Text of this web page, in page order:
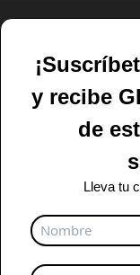
y recibe
de
Lleva tu
es
Google